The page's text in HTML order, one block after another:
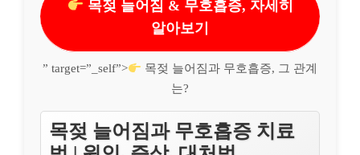
목젖 늘어짐 & 무호흡증, 자세히
알아보기
” target=”_self”>
목젖 늘어짐과 무호흡증, 그 관계
는?
목젖 늘어짐과 무호흡증 치료